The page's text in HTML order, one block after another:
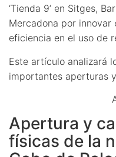
‘Tienda 9’ en Sitges,
Mercadona por innovar
eficiencia en el uso de
Este artículo analizará
importantes aperturas
Apertura y
físicas de la